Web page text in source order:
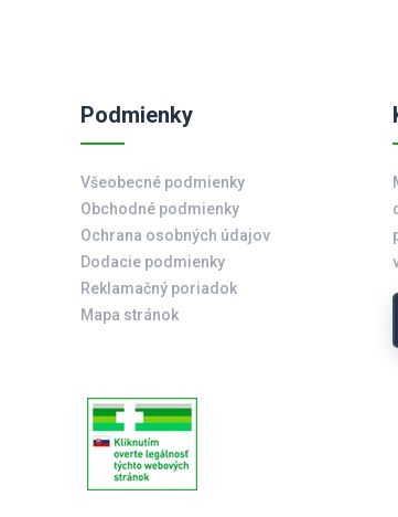
Podmienky
Všeobecné podmienky
Obchodné podmienky
Ochrana osobných údajov
Dodacie podmienky
Reklamačný poriadok
Mapa stránok